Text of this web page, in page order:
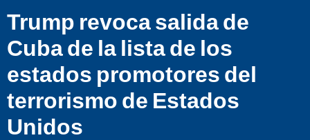
Trump revoca salida de
Cuba de la lista de los
estados promotores del
terrorismo de Estados
Unidos